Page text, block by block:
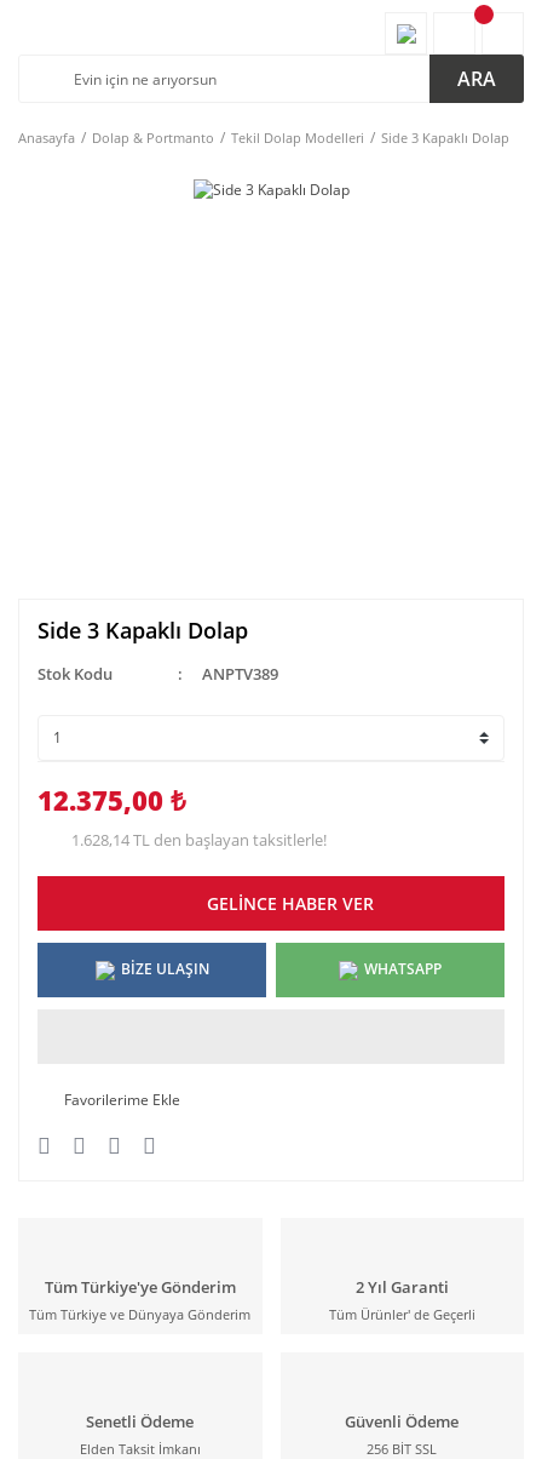
ARA
Anasayfa Dolap & Portmanto Tekil Dolap Modelleri Side 3 Kapaklı Dolap
Side 3 Kapaklı Dolap
Stok Kodu ANPTV389
12.375,00 ₺
1.628,14 TL den başlayan taksitlerle!
GELİNCE HABER VER
BİZE ULAŞIN WHATSAPP
Tüm Türkiye'ye Gönderim
Tüm Türkiye ve Dünyaya Gönderim
2 Yıl Garanti
Tüm Ürünler' de Geçerli
Senetli Ödeme
Elden Taksit İmkanı
Güvenli Ödeme
256 BİT SSL